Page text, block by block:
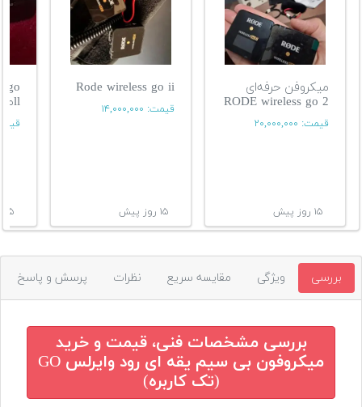
میکروفن حرفه‌ای
RODE wireless go 2
قیمت: ۲۰,۰۰۰,۰۰۰
۱۵ روز پیش
Rode wireless go ii
قیمت: ۱۴,۰۰۰,۰۰۰
۱۵ روز پیش
go
llمیکروفون
۱۵ روز پیش
بررسی ویژگی مقایسه سریع نظرات پرسش و پاسخ
بررسی مشخصات فنی، قیمت و خرید
میکروفون بی سیم یقه ای رود وایرلس GO
(تک کاربره)